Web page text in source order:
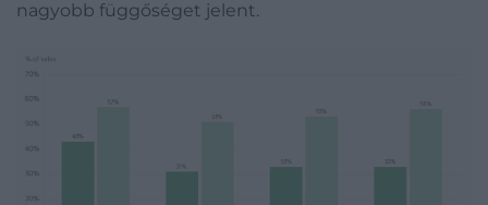
nagyobb függőséget jelent.